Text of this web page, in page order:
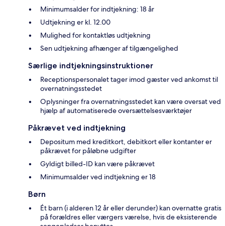
Minimumsalder for indtjekning: 18 år
Udtjekning er kl. 12.00
Mulighed for kontaktløs udtjekning
Sen udtjekning afhænger af tilgængelighed
Særlige indtjekningsinstruktioner
Receptionspersonalet tager imod gæster ved ankomst til
overnatningsstedet
Oplysninger fra overnatningsstedet kan være oversat ved
hjælp af automatiserede oversættelsesværktøjer
Påkrævet ved indtjekning
Depositum med kreditkort, debitkort eller kontanter er
påkrævet for påløbne udgifter
Gyldigt billed-ID kan være påkrævet
Minimumsalder ved indtjekning er 18
Børn
Ét barn (i alderen 12 år eller derunder) kan overnatte gratis
på forældres eller værgers værelse, hvis de eksisterende